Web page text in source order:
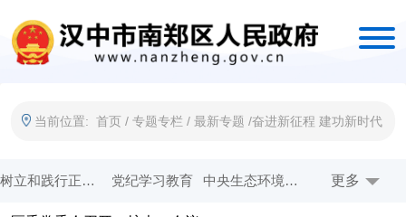
当前位置: 首页 / 专题专栏 / 最新专题 /奋进新征程 建功新时代
树立和践行正确政绩观 党纪学习教育 中央生态环境保护督察 更多